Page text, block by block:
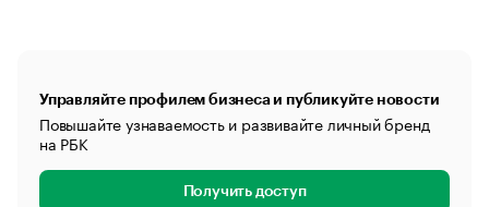
Управляйте профилем бизнеса и публикуйте новости
Повышайте узнаваемость и развивайте личный бренд
на РБК
Получить доступ